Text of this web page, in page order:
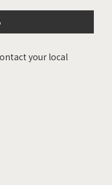
your local